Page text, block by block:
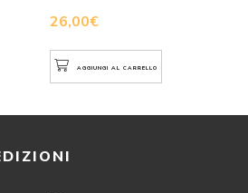
26,00€
AGGIUNGI AL CARRELLO